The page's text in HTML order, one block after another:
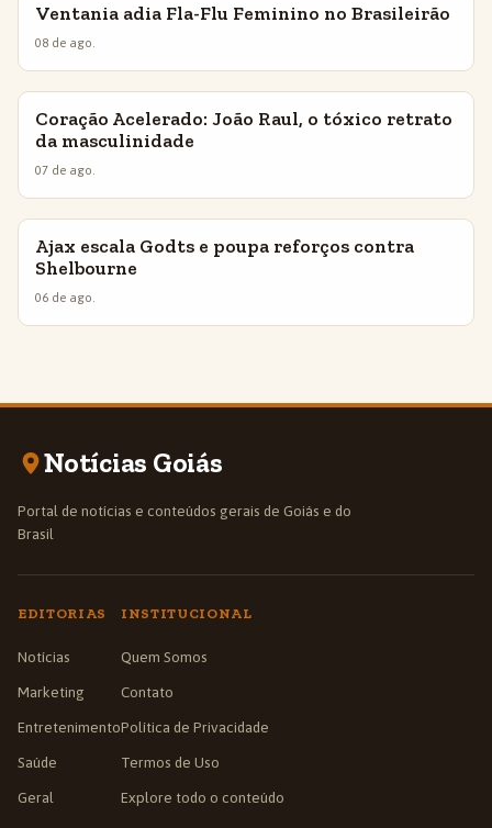
INSIGHTS
Ventania adia Fla-Flu Feminino no Brasileirão
08 de ago.
INSIGHTS
Coração Acelerado: João Raul, o tóxico retrato
da masculinidade
07 de ago.
INSIGHTS
Ajax escala Godts e poupa reforços contra
Shelbourne
06 de ago.
Notícias Goiás
Portal de notícias e conteúdos gerais de Goiás e do
Brasil
EDITORIAS
Notícias
Marketing
Entretenimento
Saúde
Geral
INSTITUCIONAL
Quem Somos
Contato
Política de Privacidade
Termos de Uso
Explore todo o conteúdo